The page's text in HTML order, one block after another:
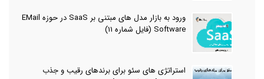
ورود به بازار مدل های مبتنی بر SaaS در حوزه EMail
Software (فایل شماره 11)
استراتژی های سئو برای برندهای رقیب و جذب